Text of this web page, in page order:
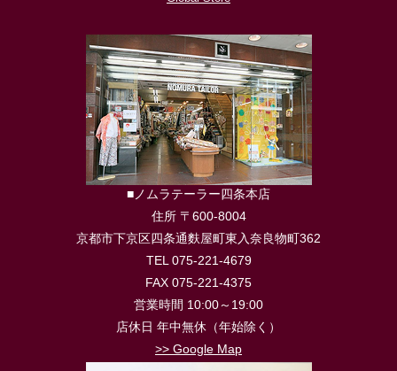
■ノムラテーラー四条本店
住所 〒600-8004
京都市下京区四条通麩屋町東入奈良物町362
TEL 075-221-4679
FAX 075-221-4375
営業時間 10:00～19:00
店休日 年中無休（年始除く）
>> Google Map